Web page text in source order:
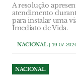
A resolução
atendimento
para instalar uma
Imediato de Vida.
NACIONAL| 19-07-
NACIONAL